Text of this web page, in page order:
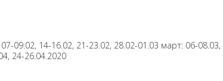
09.02, 14-16.02, 21-23.02, 28.02-01.03 март: 06-08.03,
24-26.04.2020